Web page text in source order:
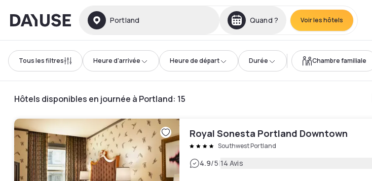
Dayuse Portland Quand ? Voir les hôtels
Tous les filtres Heure d'arrivée Heure de départ Durée Chambre familiale
Hôtels disponibles en journée à Portland: 15
Royal Sonesta Portland Downtown
Southwest Portland
4.9/5|14 Avis